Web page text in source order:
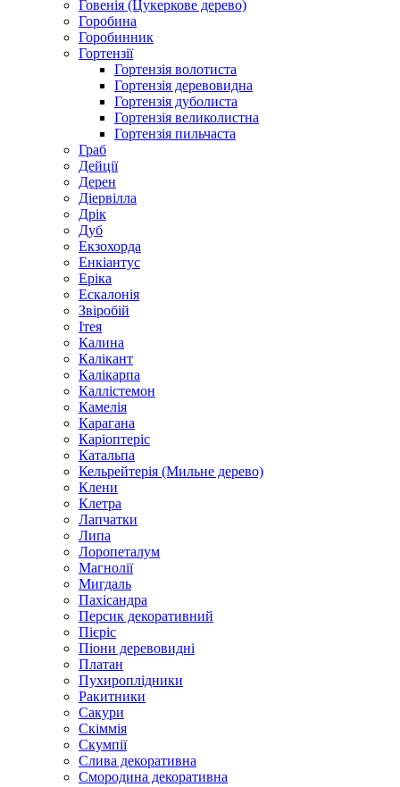
Говенія (Цукеркове дерево)
Горобина
Горобинник
Гортензії
Гортензія волотиста
Гортензія деревовидна
Гортензія дуболиста
Гортензія великолистна
Гортензія пильчаста
Граб
Дейції
Дерен
Діервілла
Дрік
Дуб
Екзохорда
Енкіантус
Еріка
Ескалонія
Звіробій
Ітея
Калина
Калікант
Калікарпа
Каллістемон
Камелія
Карагана
Каріоптеріс
Катальпа
Кельрейтерія (Мильне дерево)
Клени
Клетра
Лапчатки
Липа
Лоропеталум
Магнолії
Мигдаль
Пахісандра
Персик декоративний
Пієріс
Піони деревовидні
Платан
Пухироплідники
Ракитники
Сакури
Скіммія
Скумпії
Слива декоративна
Смородина декоративна